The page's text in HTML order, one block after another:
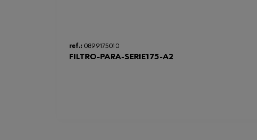
ref.: 0899175010
FILTRO-PARA-SERIE175-A2